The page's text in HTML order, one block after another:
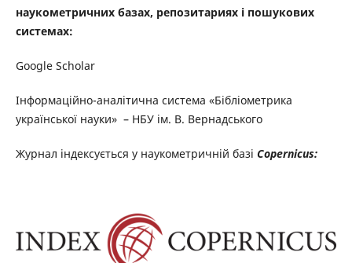
наукометричних базах, репозитариях і пошукових
системах:
Google Scholar
Інформаційно-аналітична система «Бібліометрика
української науки» – НБУ ім. В. Вернадського
Журнал індексується у наукометричній базі Copernicus: